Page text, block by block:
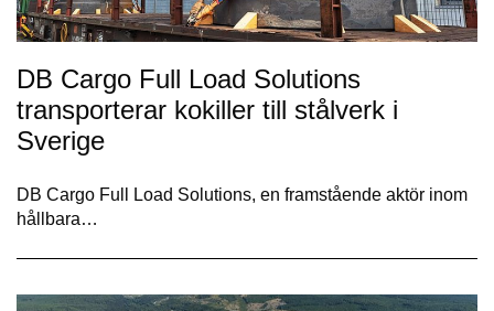
DB Cargo Full Load Solutions
transporterar kokiller till stålverk i
Sverige
DB Cargo Full Load Solutions, en framstående aktör inom
hållbara…